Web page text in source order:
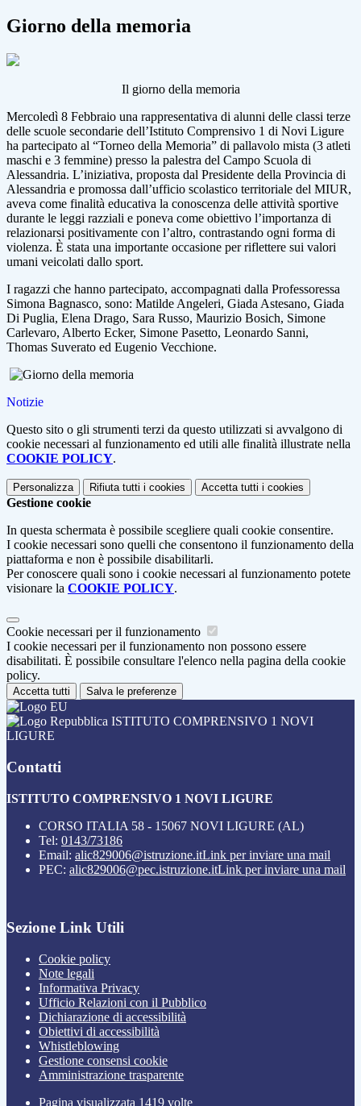
Giorno della memoria
Il giorno della memoria
Mercoledì 8 Febbraio una rappresentativa di alunni delle classi terze
delle scuole secondarie dell’Istituto Comprensivo 1 di Novi Ligure
ha partecipato al “Torneo della Memoria” di pallavolo mista (3 atleti
maschi e 3 femmine) presso la palestra del Campo Scuola di
Alessandria. L’iniziativa, proposta dal Presidente della Provincia di
Alessandria e promossa dall’ufficio scolastico territoriale del MIUR,
aveva come finalità educativa la conoscenza delle attività sportive
durante le leggi razziali e poneva come obiettivo l’importanza di
relazionarsi positivamente con l’altro, contrastando ogni forma di
violenza. È stata una importante occasione per riflettere sui valori
umani veicolati dallo sport.
I ragazzi che hanno partecipato, accompagnati dalla Professoressa
Simona Bagnasco, sono: Matilde Angeleri, Giada Astesano, Giada
Di Puglia, Elena Drago, Sara Russo, Maurizio Bosich, Simone
Carlevaro, Alberto Ecker, Simone Pasetto, Leonardo Sanni,
Thomas Suverato ed Eugenio Vecchione.
Notizie
Questo sito o gli strumenti terzi da questo utilizzati si avvalgono di
cookie necessari al funzionamento ed utili alle finalità illustrate nella
COOKIE POLICY.
Personalizza Rifiuta tutti i cookies Accetta tutti i cookies
Gestione cookie
In questa schermata è possibile scegliere quali cookie consentire.
I cookie necessari sono quelli che consentono il funzionamento della
piattaforma e non è possibile disabilitarli.
Per conoscere quali sono i cookie necessari al funzionamento potete
visionare la COOKIE POLICY.
Cookie necessari per il funzionamento
I cookie necessari per il funzionamento non possono essere
disabilitati. È possibile consultare l'elenco nella pagina della cookie
policy.
Accetta tutti Salva le preferenze
ISTITUTO COMPRENSIVO 1 NOVI
LIGURE
Contatti
ISTITUTO COMPRENSIVO 1 NOVI LIGURE
CORSO ITALIA 58 - 15067 NOVI LIGURE (AL)
Tel: 0143/73186
Email: alic829006@istruzione.itLink per inviare una mail
PEC: alic829006@pec.istruzione.itLink per inviare una mail
Sezione Link Utili
Cookie policy
Note legali
Informativa Privacy
Ufficio Relazioni con il Pubblico
Dichiarazione di accessibilità
Obiettivi di accessibilità
Whistleblowing
Gestione consensi cookie
Amministrazione trasparente
Pagina visualizzata 1419 volte